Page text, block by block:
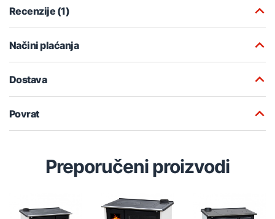
Recenzije (1)
Načini plaćanja
Dostava
Povrat
Preporučeni proizvodi